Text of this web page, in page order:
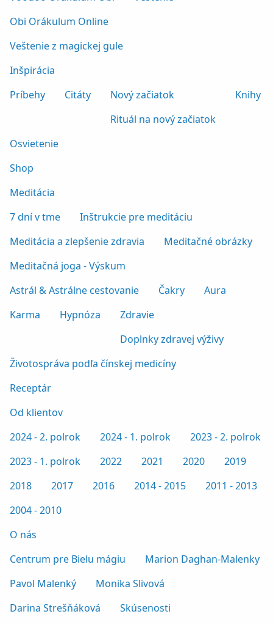
Obi Orákulum Online
Veštenie z magickej gule
Inšpirácia
Príbehy
Citáty
Nový začiatok
Rituál na nový začiatok
Knihy
Osvietenie
Shop
Meditácia
7 dní v tme
Inštrukcie pre meditáciu
Meditácia a zlepšenie zdravia
Meditačné obrázky
Meditačná joga - Výskum
Astrál & Astrálne cestovanie
Čakry
Aura
Karma
Hypnóza
Zdravie
Doplnky zdravej výživy
Životospráva podľa čínskej medicíny
Receptár
Od klientov
2024 - 2. polrok
2024 - 1. polrok
2023 - 2. polrok
2023 - 1. polrok
2022 2021 2020
2019
2018
2017 2016 2014 - 2015
2011 - 2013
2004 - 2010
O nás
Centrum pre Bielu mágiu
Marion Daghan-Malenky
Pavol Malenký
Monika Slivová
Darina Strešňáková
Skúsenosti